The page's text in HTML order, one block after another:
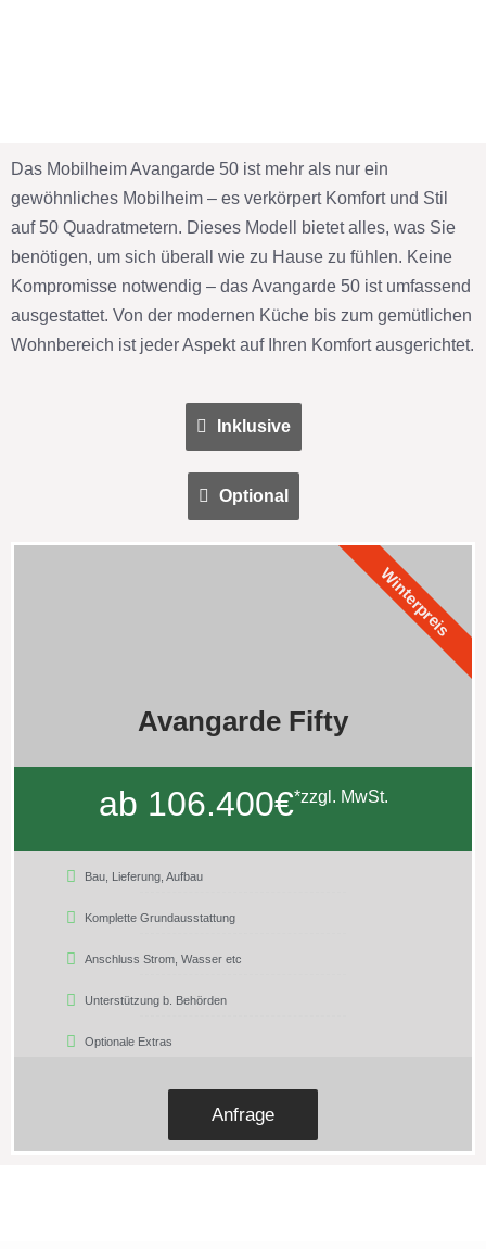
Das Mobilheim Avangarde 50 ist mehr als nur ein
gewöhnliches Mobilheim – es verkörpert Komfort und Stil
auf 50 Quadratmetern. Dieses Modell bietet alles, was Sie
benötigen, um sich überall wie zu Hause zu fühlen. Keine
Kompromisse notwendig – das Avangarde 50 ist umfassend
ausgestattet. Von der modernen Küche bis zum gemütlichen
Wohnbereich ist jeder Aspekt auf Ihren Komfort ausgerichtet.
Inklusive
Optional
Avangarde Fifty
ab 106.400€*zzgl. MwSt.
Bau, Lieferung, Aufbau
Komplette Grundausstattung
Anschluss Strom, Wasser etc
Unterstützung b. Behörden
Optionale Extras
Anfrage
Winterpreis